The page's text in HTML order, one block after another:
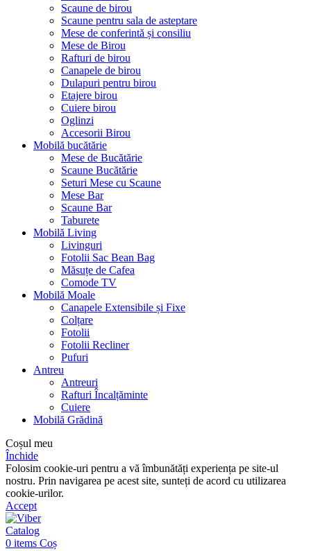
Scaune de birou
Scaune pentru sala de asteptare
Mese de conferintă și consiliu
Mese de Birou
Rafturi de birou
Canapele de birou
Dulapuri pentru birou
Etajere birou
Cuiere birou
Oglinzi
Accesorii Birou
Mobilă bucătărie
Mese de Bucătărie
Scaune Bucătărie
Seturi Mese cu Scaune
Mese Bar
Scaune Bar
Taburete
Mobilă Living
Livinguri
Fotolii Sac Bean Bag
Măsuțe de Cafea
Comode TV
Mobilă Moale
Canapele Extensibile și Fixe
Colțare
Fotolii
Fotolii Recliner
Pufuri
Antreu
Antreuri
Rafturi Încalțăminte
Cuiere
Mobilă Grădină
Coșul meu
Închide
Folosim cookie-uri pentru a vă îmbunătăți experiența pe site-ul
nostru. Prin navigarea pe acest site, sunteți de acord cu utilizarea
cookie-urilor.
Accept
Catalog
0 items Coș